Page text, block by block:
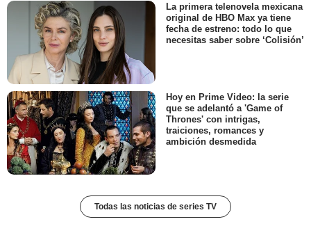
La primera telenovela mexicana
original de HBO Max ya tiene
fecha de estreno: todo lo que
necesitas saber sobre ‘Colisión’
Hoy en Prime Video: la serie
que se adelantó a 'Game of
Thrones' con intrigas,
traiciones, romances y
ambición desmedida
Todas las noticias de series TV